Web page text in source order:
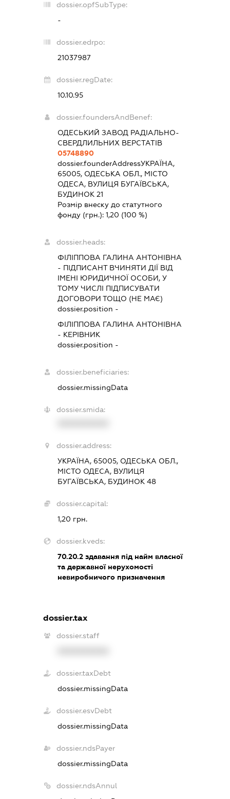
dossier.opfSubType:
-
dossier.edrpo:
21037987
dossier.regDate:
10.10.95
dossier.foundersAndBenef:
ОДЕСЬКИЙ ЗАВОД РАДІАЛЬНО-
СВЕРДЛИЛЬНИХ ВЕРСТАТІВ
05748890
dossier.founderAddressУКРАЇНА,
65005, ОДЕСЬКА ОБЛ., МІСТО
ОДЕСА, ВУЛИЦЯ БУГАЇВСЬКА,
БУДИНОК 21
Розмір внеску до статутного
фонду (грн.): 1,20 (100 %)
dossier.heads:
ФІЛІППОВА ГАЛИНА АНТОНІВНА
- ПІДПИСАНТВЧИНЯТИ ДІЇ ВІД
ІМЕНІ ЮРИДИЧНОЇ ОСОБИ, У
ТОМУ ЧИСЛІ ПІДПИСУВАТИ
ДОГОВОРИ ТОЩО (НЕ МАЄ)
dossier.position -
ФІЛІППОВА ГАЛИНА АНТОНІВНА
- КЕРІВНИК
dossier.position -
dossier.beneficiaries:
dossier.missingData
dossier.smida:
dossier.address:
УКРАЇНА, 65005, ОДЕСЬКА ОБЛ.,
МІСТО ОДЕСА, ВУЛИЦЯ
БУГАЇВСЬКА, БУДИНОК 48
dossier.capital:
1,20 грн.
dossier.kveds:
70.20.2здавання під найм власної
та державної нерухомості
невиробничого призначення
dossier.tax
dossier.staff
dossier.taxDebt
dossier.missingData
dossier.esvDebt
dossier.missingData
dossier.ndsPayer
dossier.missingData
dossier.ndsAnnul